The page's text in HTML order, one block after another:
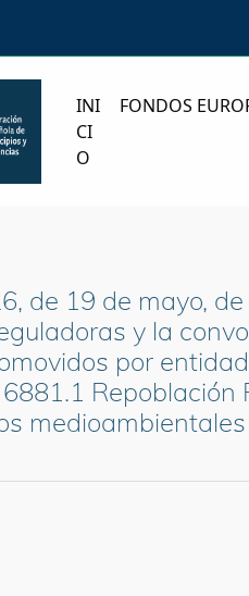
INI
CI
O
FONDOS
de 19 de mayo,
y la
por